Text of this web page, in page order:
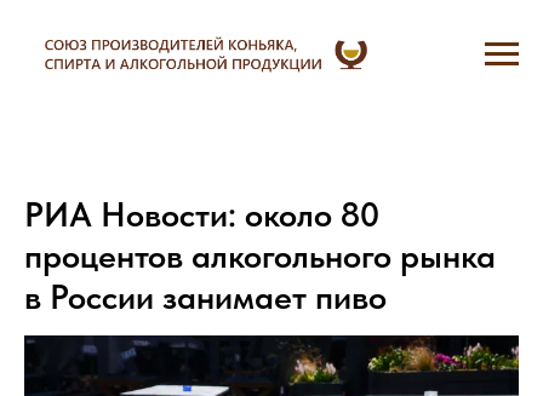
РИА Новости: около 80
процентов алкогольного рынка
в России занимает пиво